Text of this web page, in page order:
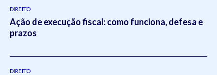
DIREITO
Ação de execução fiscal: como funciona, defesa e
prazos
DIREITO